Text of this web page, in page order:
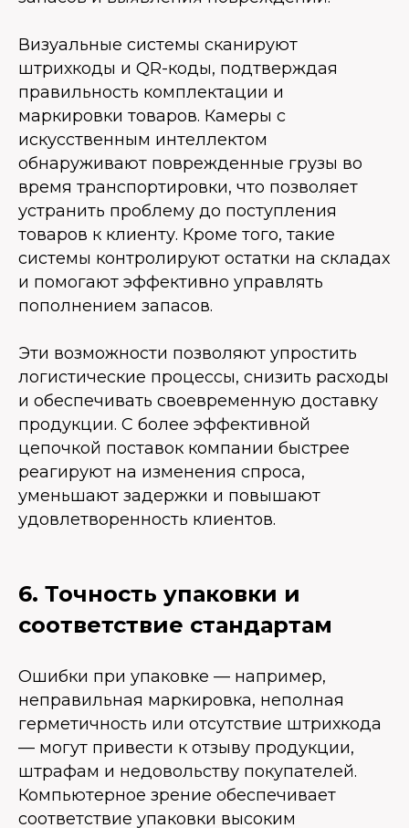
Визуальные системы сканируют
штрихкоды и QR-коды, подтверждая
правильность комплектации и
маркировки товаров. Камеры с
искусственным интеллектом
обнаруживают поврежденные грузы во
время транспортировки, что позволяет
устранить проблему до поступления
товаров к клиенту. Кроме того, такие
системы контролируют остатки на складах
и помогают эффективно управлять
пополнением запасов.
Эти возможности позволяют упростить
логистические процессы, снизить расходы
и обеспечивать своевременную доставку
продукции. С более эффективной
цепочкой поставок компании быстрее
реагируют на изменения спроса,
уменьшают задержки и повышают
удовлетворенность клиентов.
6. Точность упаковки и
соответствие стандартам
Ошибки при упаковке — например,
неправильная маркировка, неполная
герметичность или отсутствие штрихкода
— могут привести к отзыву продукции,
штрафам и недовольству покупателей.
Компьютерное зрение обеспечивает
соответствие упаковки высоким